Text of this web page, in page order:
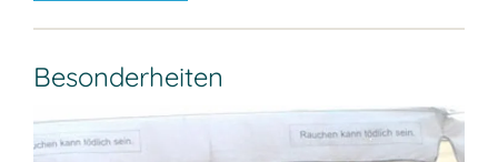
Besonderheiten